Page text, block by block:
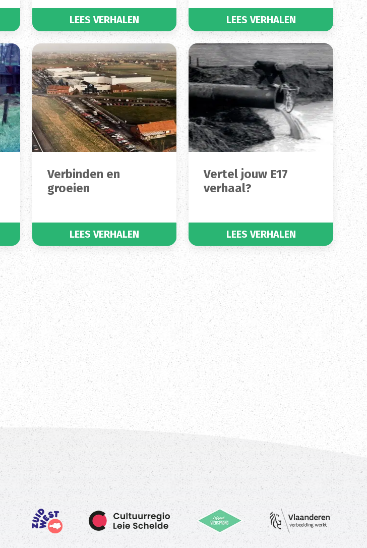
LEES VERHALEN LEES VERHALEN
Verbinden en
groeien
LEES VERHALEN
Vertel jouw E17
verhaal?
LEES VERHALEN